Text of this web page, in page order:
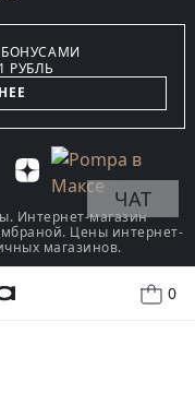
0
РУБЛЬ
Интернет-магазин
Цены интернет-
магазинов.
ЧАТ